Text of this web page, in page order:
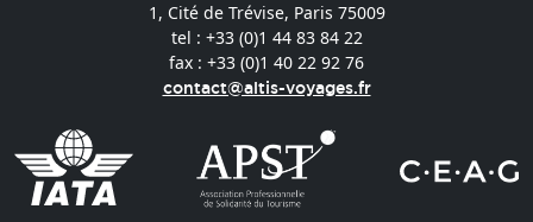
1, Cité de Trévise, Paris 75009
tel : +33 (0)1 44 83 84 22
fax : +33 (0)1 40 22 92 76
contact@altis-voyages.fr